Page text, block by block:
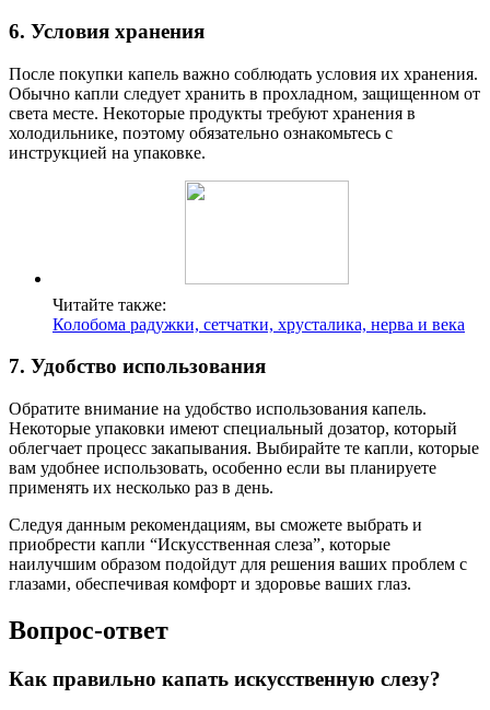
6. Условия хранения
После покупки капель важно соблюдать условия их хранения.
Обычно капли следует хранить в прохладном, защищенном от
света месте. Некоторые продукты требуют хранения в
холодильнике, поэтому обязательно ознакомьтесь с
инструкцией на упаковке.
Читайте также:
Колобома радужки, сетчатки, хрусталика, нерва и века
7. Удобство использования
Обратите внимание на удобство использования капель.
Некоторые упаковки имеют специальный дозатор, который
облегчает процесс закапывания. Выбирайте те капли, которые
вам удобнее использовать, особенно если вы планируете
применять их несколько раз в день.
Следуя данным рекомендациям, вы сможете выбрать и
приобрести капли “Искусственная слеза”, которые
наилучшим образом подойдут для решения ваших проблем с
глазами, обеспечивая комфорт и здоровье ваших глаз.
Вопрос-ответ
Как правильно капать искусственную слезу?